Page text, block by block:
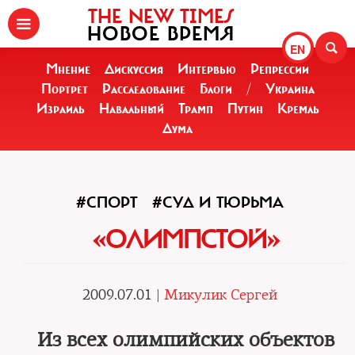
EN
THE NEW TIMES
НОВОЕ ВРЕМЯ
Мнение Дискуссия Интервью
Репрессии
Портрет
Расследование Блоги /
Украина
Израиль
Навальный Трамп Путин
Кремль
Дума
#СПОРТ #СУД И ТЮРЬМА
«ОЛИМПСТОЙ»
2009.07.01 | Микулик Сергей
Из всех олимпийских объектов